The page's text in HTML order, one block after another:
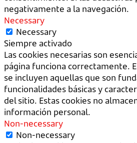
negativamente a la navegación.
Necessary
Necessary
Siempre activado
Las cookies necesarias son
página funciona correctamente.
se incluyen aquellas que son
funcionalidades básicas y
del sitio. Estas cookies no
información personal.
Non-necessary
Non-necessary